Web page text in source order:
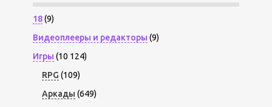
18(9)
Видеоплееры и редакторы (9)
Игры (10 124)
RPG (109)
Аркады (649)